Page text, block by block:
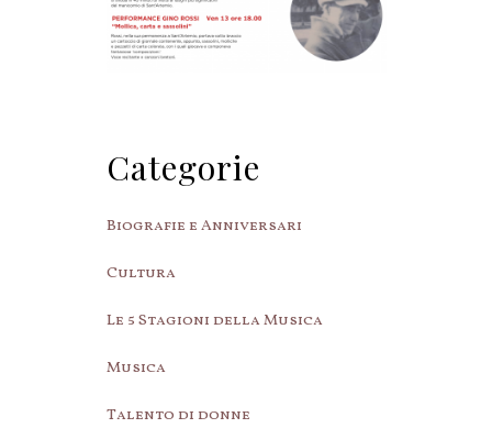
Categorie
Biografie e Anniversari
Cultura
Le 5 Stagioni della Musica
Musica
Talento di donne